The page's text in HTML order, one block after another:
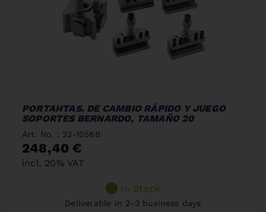
PORTAHTAS. DE CAMBIO RÁPIDO Y JUEGO
SOPORTES BERNARDO, TAMAÑO 20
Art. No. : 23-1056B
248,40 €
incl. 20% VAT
In Stock
Deliverable in 2-3 business days